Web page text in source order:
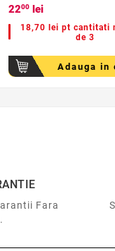
2200 lei
18,70 lei pt cantitati
de 3
Adauga in
Fara